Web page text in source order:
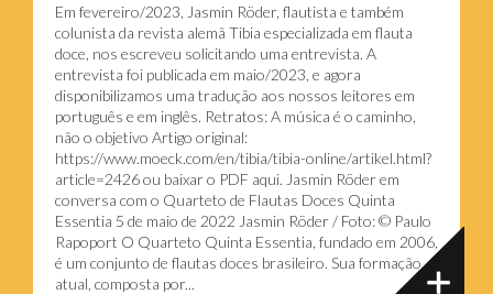
Em fevereiro/2023, Jasmin Röder, flautista e também
colunista da revista alemã Tibia especializada em flauta
doce, nos escreveu solicitando uma entrevista. A
entrevista foi publicada em maio/2023, e agora
disponibilizamos uma tradução aos nossos leitores em
português e em inglês. Retratos: A música é o caminho,
não o objetivo Artigo original:
https://www.moeck.com/en/tibia/tibia-online/artikel.html?
article=2426 ou baixar o PDF aqui. Jasmin Röder em
conversa com o Quarteto de Flautas Doces Quinta
Essentia 5 de maio de 2022 Jasmin Röder / Foto: © Paulo
Rapoport O Quarteto Quinta Essentia, fundado em 2006,
é um conjunto de flautas doces brasileiro. Sua formação
atual, composta por...